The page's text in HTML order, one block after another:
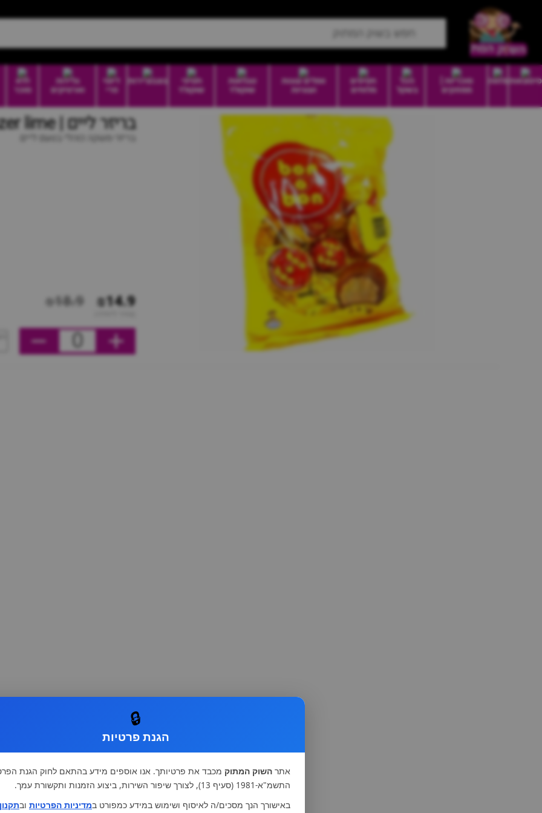
סיטונאותמזווה
סוכריות |
ממתקים
הכל
בשקל
חטיפים
מלוחים
וופלים עוגות
ועוגיות
טבלאות
שוקולד
חטיפי
שוקולד
בונבוניירות
דיוטי
פרי
גלידות
וארטיקים
ללא
סוכר
בריזר ליים | Breezer lime
בריזר-משקה כוהלי בטעם ליים
₪14.9
₪18.9
0
🔒
הגנת פרטיות
אתר השוק המתוק מכבד את פרטיותך. אנו אוספים מידע בהתאם לחוק הגנת
התשמ"א-1981 (סעיף 13), לצורך שיפור השירות, ביצוע הזמנות ותקשורת עמך.
באישורך הנך מסכים/ה לאיסוף ושימוש במידע כמפורט במדיניות הפרטיות ובתקנון